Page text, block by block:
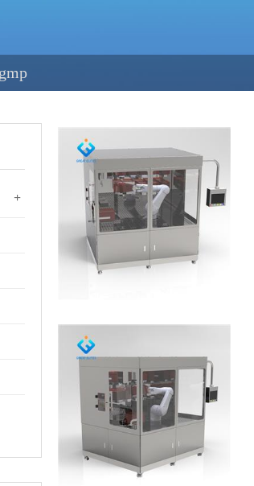
ثقافة الخلية المتوافقة مع gmp
+